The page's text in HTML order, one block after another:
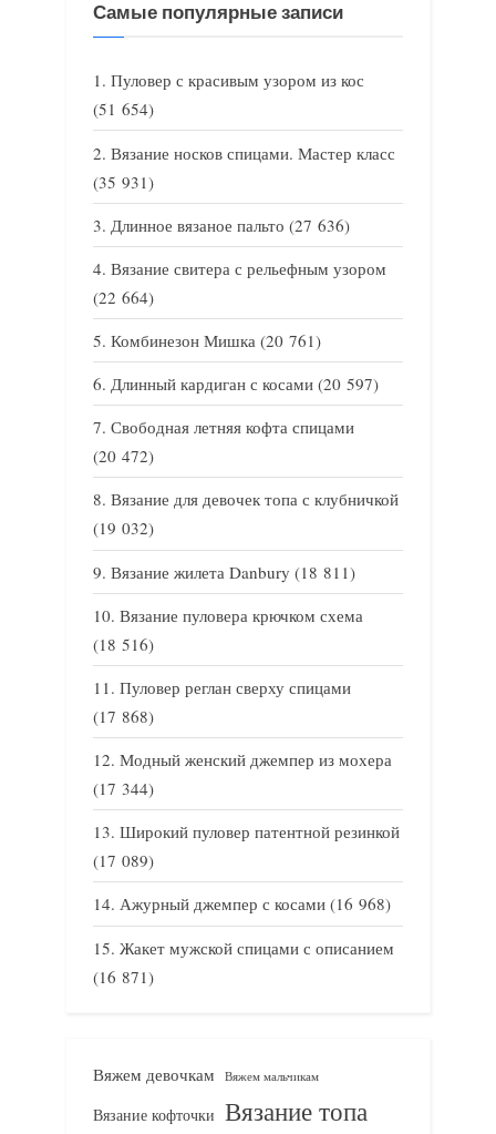
Самые популярные записи
Пуловер с красивым узором из кос
(51 654)
Вязание носков спицами. Мастер класс
(35 931)
Длинное вязаное пальто (27 636)
Вязание свитера с рельефным узором
(22 664)
Комбинезон Мишка (20 761)
Длинный кардиган с косами (20 597)
Свободная летняя кофта спицами
(20 472)
Вязание для девочек топа с клубничкой
(19 032)
Вязание жилета Danbury (18 811)
Вязание пуловера крючком схема
(18 516)
Пуловер реглан сверху спицами
(17 868)
Модный женский джемпер из мохера
(17 344)
Широкий пуловер патентной резинкой
(17 089)
Ажурный джемпер с косами (16 968)
Жакет мужской спицами с описанием
(16 871)
Вяжем девочкам Вяжем мальчикам
Вязание кофточки Вязание топа